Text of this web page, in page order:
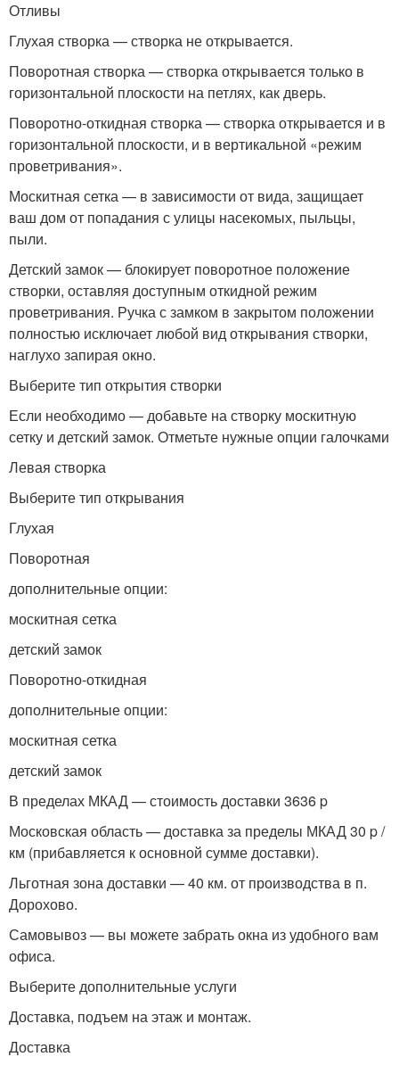
Отливы
Глухая створка — створка не открывается.
Поворотная створка — створка открывается только в
горизонтальной плоскости на петлях, как дверь.
Поворотно-откидная створка — створка открывается и в
горизонтальной плоскости, и в вертикальной «режим
проветривания».
Москитная сетка — в зависимости от вида, защищает
ваш дом от попадания с улицы насекомых, пыльцы,
пыли.
Детский замок — блокирует поворотное положение
створки, оставляя доступным откидной режим
проветривания. Ручка с замком в закрытом положении
полностью исключает любой вид открывания створки,
наглухо запирая окно.
Выберите тип открытия створки
Если необходимо — добавьте на створку москитную
сетку и детский замок. Отметьте нужные опции галочками
Левая створка
Выберите тип открывания
Глухая
Поворотная
дополнительные опции:
москитная сетка
детский замок
Поворотно-откидная
дополнительные опции:
москитная сетка
детский замок
В пределах МКАД — стоимость доставки 3636 p
Московская область — доставка за пределы МКАД 30 p /
км (прибавляется к основной сумме доставки).
Льготная зона доставки — 40 км. от производства в п.
Дорохово.
Самовывоз — вы можете забрать окна из удобного вам
офиса.
Выберите дополнительные услуги
Доставка, подъем на этаж и монтаж.
Доставка